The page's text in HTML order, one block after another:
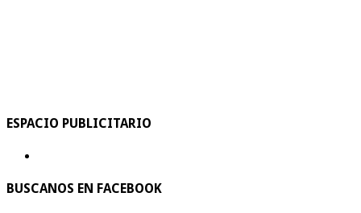
ESPACIO PUBLICITARIO
BUSCANOS EN FACEBOOK